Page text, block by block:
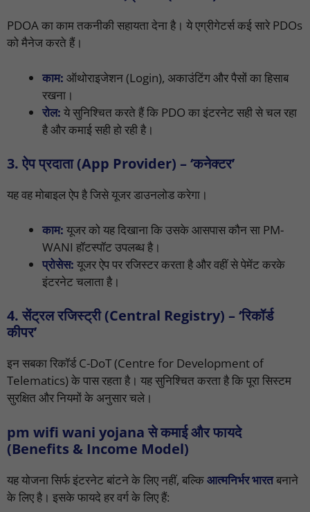
PDOA का काम तकनीकी सहायता देना है। ये एग्रीगेटर्स कई सारे PDOs
को मैनेज करते हैं।
काम: ऑथोराइजेशन (Login), अकाउंटिंग और पैसों का हिसाब
रखना।
रोल: ये सुनिश्चित करते हैं कि PDO का इंटरनेट सही से चल रहा
है और कमाई सही हो रही है।
3. ऐप प्रदाता (App Provider) – ‘कनेक्टर’
यह वह मोबाइल ऐप है जिसे यूजर डाउनलोड करेगा।
काम: यूजर को यह दिखाना कि उसके आसपास कौन सा PM-
WANI हॉटस्पॉट उपलब्ध है।
प्रोसेस: यूजर ऐप पर रजिस्टर करता है और वहीं से पेमेंट करके
इंटरनेट चलाता है।
4. सेंट्रल रजिस्ट्री (Central Registry) – ‘रिकॉर्ड
कीपर’
इन सबका रिकॉर्ड C-DoT (Centre for Development of
Telematics) के पास रहता है। यह सुनिश्चित करता है कि पूरा सिस्टम
सुरक्षित और नियमों के अनुसार चले।
pm wifi wani yojana से कमाई और फायदे
(Benefits & Income Model)
यह योजना सिर्फ इंटरनेट बांटने के लिए नहीं, बल्किआत्मनिर्भर भारतबनाने
के लिए है। इसके फायदे हर वर्ग के लिए हैं: